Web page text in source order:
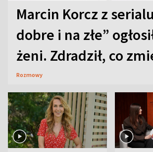
Marcin Korcz z
dobre i na złe”
żeni. Zdradził, co
Rozmowy